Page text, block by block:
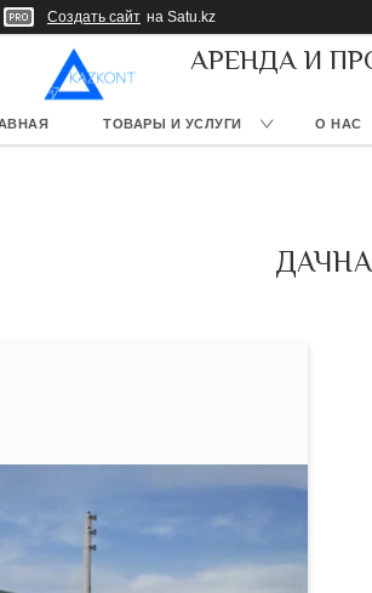
Создать сайт на Satu.kz
АРЕНДА И
ТОВАРЫ И УСЛУГИ О НАС